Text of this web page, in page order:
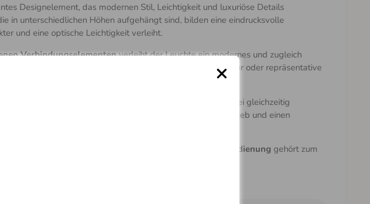
Designelement, das modernen Stil, Leichtigkeit und luxuriöse Details
in unterschiedlichen Höhen aufgehängt sind, bilden eine eindrucksvolle
und eine optische Leichtigkeit verleiht.
Verbindungselementenverleiht der Leuchte ein modernes und zugleich
Esszimmer, Eingangshallen, offene Treppenhäuser oder repräsentative
sorgt für eine angenehme und effiziente Beleuchtung bei gleichzeitig
bietet eine lange Lebensdauer, einen zuverlässigen Betrieb und einen
RF-2,4-GHz-Fernbedienung gehört zum